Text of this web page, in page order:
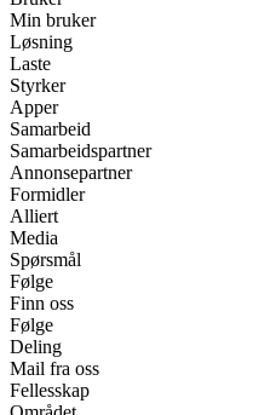
Min bruker
Løsning
Laste
Styrker
Apper
Samarbeid
Samarbeidspartner
Annonsepartner
Formidler
Alliert
Media
Spørsmål
Følge
Finn oss
Følge
Deling
Mail fra oss
Fellesskap